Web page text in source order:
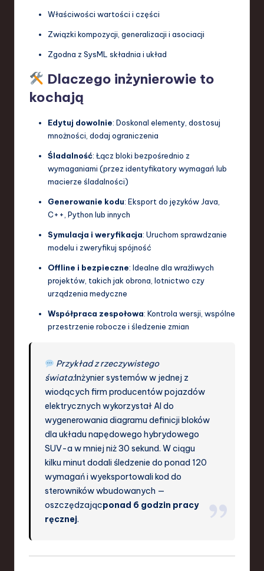
Właściwości wartości i części
Związki kompozycji, generalizacji i asociacji
Zgodna z SysML składnia i układ
Dlaczego inżynierowie to
kochają
Edytuj dowolnie: Doskonal elementy, dostosuj
mnożności, dodaj ograniczenia
Śladalność: Łącz bloki bezpośrednio z
wymaganiami (przez identyfikatory wymagań lub
macierze śladalności)
Generowanie kodu: Eksport do języków Java,
C++, Python lub innych
Symulacja i weryfikacja: Uruchom sprawdzanie
modelu i zweryfikuj spójność
Offline i bezpieczne: Idealne dla wrażliwych
projektów, takich jak obrona, lotnictwo czy
urządzenia medyczne
Współpraca zespołowa: Kontrola wersji, wspólne
przestrzenie robocze i śledzenie zmian
Przykład z rzeczywistego
świata:Inżynier systemów w jednej z
wiodących firm producentów pojazdów
elektrycznych wykorzystał AI do
wygenerowania diagramu definicji bloków
dla układu napędowego hybrydowego
SUV-a w mniej niż 30 sekund. W ciągu
kilku minut dodali śledzenie do ponad 120
wymagań i wyeksportowali kod do
sterowników wbudowanych —
oszczędzającponad 6 godzin pracy
ręcznej.